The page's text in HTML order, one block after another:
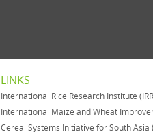
LINKS
International Rice Research Institute
International Maize and Wheat
Cereal Systems Initiative for South Asia